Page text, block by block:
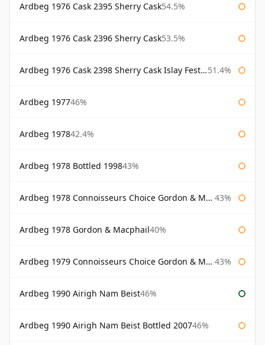
Ardbeg 1976 Cask 2395 Sherry Cask54.5%
Ardbeg 1976 Cask 2396 Sherry Cask53.5%
Ardbeg 1976 Cask 2398 Sherry Cask Islay Festival 2004 51.4%
Ardbeg 197746%
Ardbeg 197842.4%
Ardbeg 1978 Bottled 199843%
Ardbeg 1978 Connoisseurs Choice Gordon & Macphail 43%
Ardbeg 1978 Gordon & Macphail40%
Ardbeg 1979 Connoisseurs Choice Gordon & Macphail 43%
Ardbeg 1990 Airigh Nam Beist46%
Ardbeg 1990 Airigh Nam Beist Bottled 200746%